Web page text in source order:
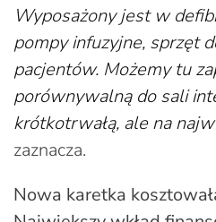
Wyposażony jest w
pompy infuzyjne, sprzęt
pacjentów. Możemy tu
porównywalną do sali
krótkotrwałą, ale na
zaznacza.
Nowa karetka